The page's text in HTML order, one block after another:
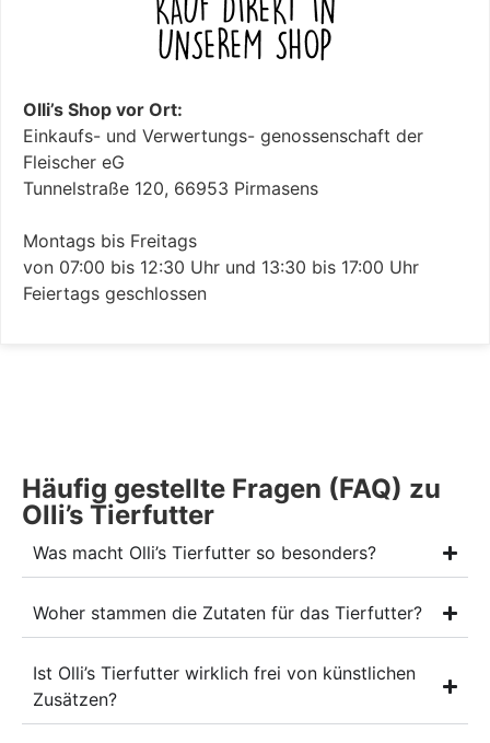
Olli’s Shop vor Ort:
Einkaufs- und Verwertungs- genossenschaft der
Fleischer eG
Tunnelstraße 120, 66953 Pirmasens
Montags bis Freitags
von 07:00 bis 12:30 Uhr und 13:30 bis 17:00 Uhr
Feiertags geschlossen
Häufig gestellte Fragen (FAQ) zu
Olli’s Tierfutter
Was macht Olli’s Tierfutter so besonders?
Woher stammen die Zutaten für das Tierfutter?
Ist Olli’s Tierfutter wirklich frei von künstlichen
Zusätzen?